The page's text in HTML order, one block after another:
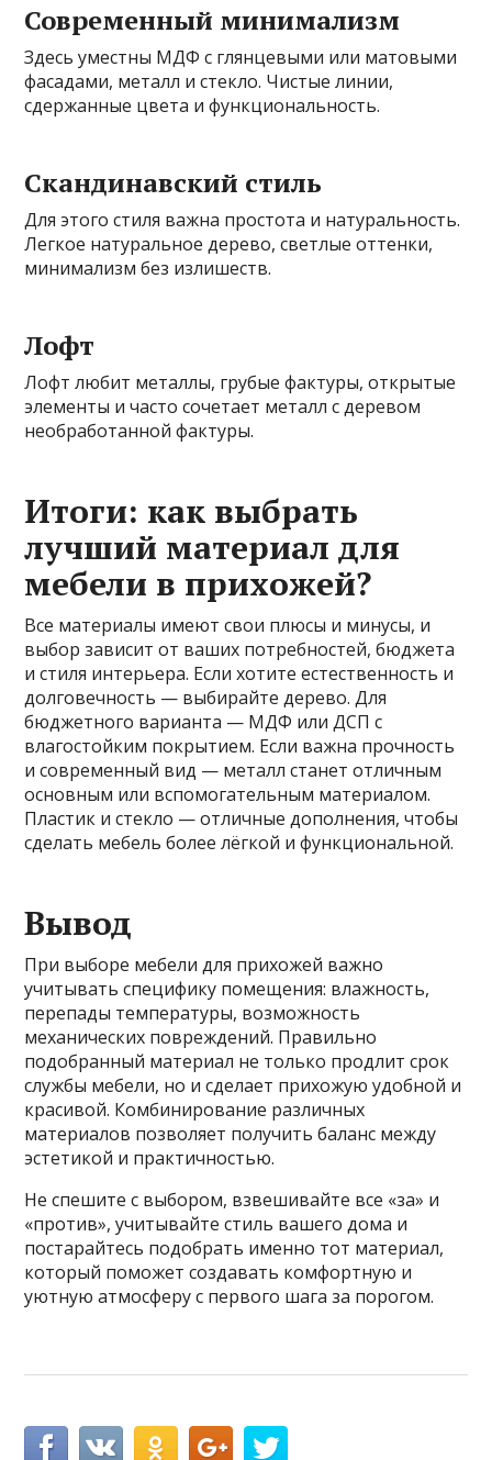
Современный минимализм
Здесь уместны МДФ с глянцевыми или матовыми
фасадами, металл и стекло. Чистые линии,
сдержанные цвета и функциональность.
Скандинавский стиль
Для этого стиля важна простота и натуральность.
Легкое натуральное дерево, светлые оттенки,
минимализм без излишеств.
Лофт
Лофт любит металлы, грубые фактуры, открытые
элементы и часто сочетает металл с деревом
необработанной фактуры.
Итоги: как выбрать
лучший материал для
мебели в прихожей?
Все материалы имеют свои плюсы и минусы, и
выбор зависит от ваших потребностей, бюджета
и стиля интерьера. Если хотите естественность и
долговечность — выбирайте дерево. Для
бюджетного варианта — МДФ или ДСП с
влагостойким покрытием. Если важна прочность
и современный вид — металл станет отличным
основным или вспомогательным материалом.
Пластик и стекло — отличные дополнения, чтобы
сделать мебель более лёгкой и функциональной.
Вывод
При выборе мебели для прихожей важно
учитывать специфику помещения: влажность,
перепады температуры, возможность
механических повреждений. Правильно
подобранный материал не только продлит срок
службы мебели, но и сделает прихожую удобной и
красивой. Комбинирование различных
материалов позволяет получить баланс между
эстетикой и практичностью.
Не спешите с выбором, взвешивайте все «за» и
«против», учитывайте стиль вашего дома и
постарайтесь подобрать именно тот материал,
который поможет создавать комфортную и
уютную атмосферу с первого шага за порогом.